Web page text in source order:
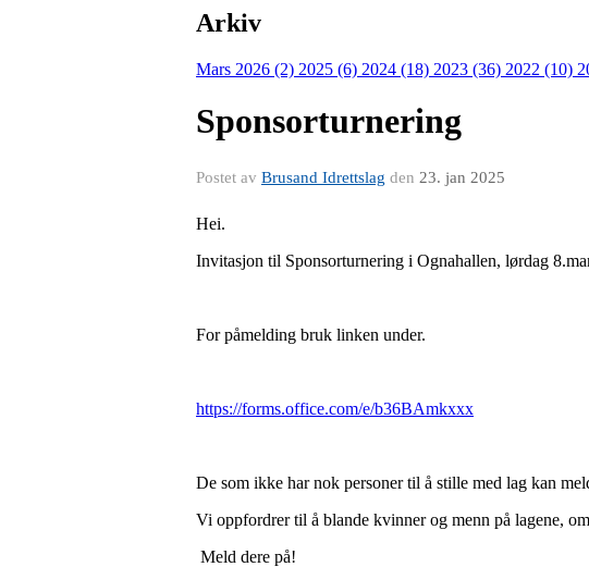
Arkiv
Mars 2026 (2) 2025 (6) 2024 (18) 2023 (36) 2022 (10)
Sponsorturnering
Postet av Brusand Idrettslag den 23. jan 2025
Hei.
Invitasjon til Sponsorturnering i Ognahallen, lørdag
For påmelding bruk linken under.
https://forms.office.com/e/b36BAmkxxx
De som ikke har nok personer til å stille med lag kan
Vi oppfordrer til å blande kvinner og menn på lagene,
Meld dere på!